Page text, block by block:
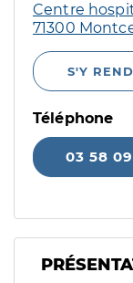
Centre
71300
S'Y
Téléphone
03 58